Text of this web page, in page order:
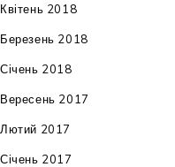
Квітень 2018
Березень 2018
Січень 2018
Вересень 2017
Лютий 2017
Січень 2017